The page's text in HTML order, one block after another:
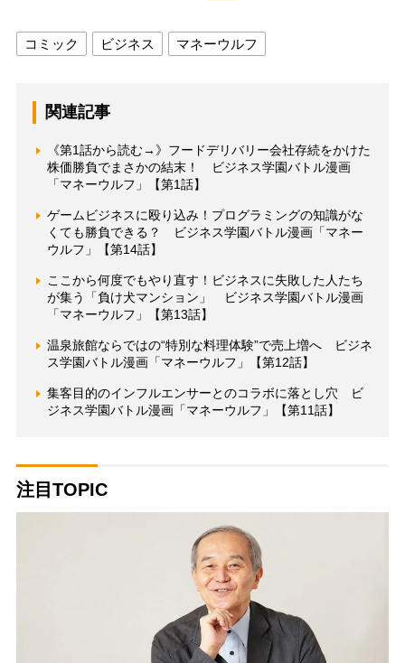
コミック ビジネス マネーウルフ
関連記事
《第1話から読む→》フードデリバリー会社存続をかけた
株価勝負でまさかの結末！ ビジネス学園バトル漫画
「マネーウルフ」【第1話】
ゲームビジネスに殴り込み！プログラミングの知識がな
くても勝負できる？ ビジネス学園バトル漫画「マネー
ウルフ」【第14話】
ここから何度でもやり直す！ビジネスに失敗した人たち
が集う「負け犬マンション」 ビジネス学園バトル漫画
「マネーウルフ」【第13話】
温泉旅館ならではの“特別な料理体験”で売上増へ ビジネ
ス学園バトル漫画「マネーウルフ」【第12話】
集客目的のインフルエンサーとのコラボに落とし穴 ビ
ジネス学園バトル漫画「マネーウルフ」【第11話】
注目TOPIC